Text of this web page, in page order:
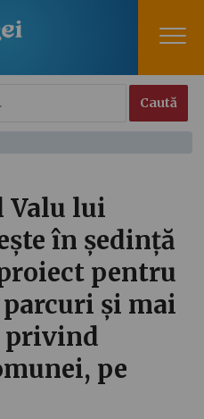
Valu lui
în ședință
pentru
parcuri și mai
privind
pe